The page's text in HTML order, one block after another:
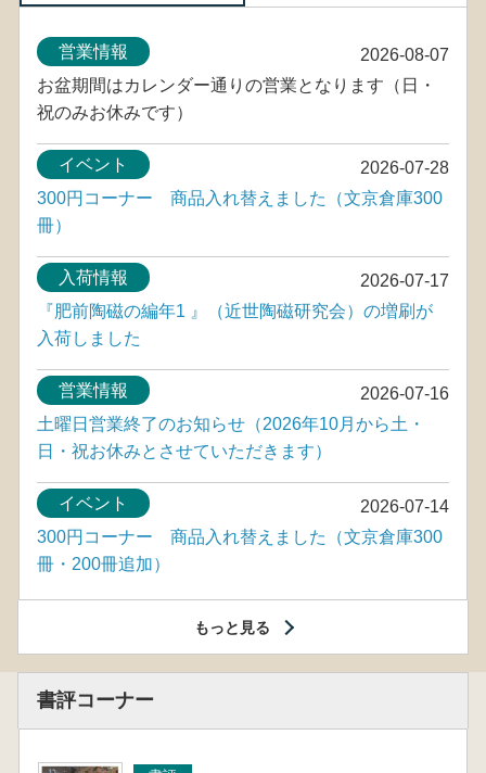
2026-08-07
営業情報
お盆期間はカレンダー通りの営業となります（日・
祝のみお休みです）
2026-07-28
イベント
300円コーナー 商品入れ替えました（文京倉庫300
冊）
2026-07-17
入荷情報
『肥前陶磁の編年1 』（近世陶磁研究会）の増刷が
入荷しました
2026-07-16
営業情報
土曜日営業終了のお知らせ（2026年10月から土・
日・祝お休みとさせていただきます）
2026-07-14
イベント
300円コーナー 商品入れ替えました（文京倉庫300
冊・200冊追加）
もっと見る
書評コーナー